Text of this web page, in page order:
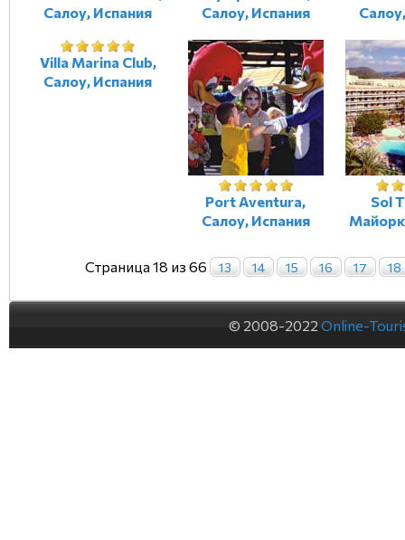
Салоу, Испания
Салоу, Испания
Villa Marina Club,
Салоу, Испания
Port Aventura,
Салоу, Испания
Sol
Страница 18 из 66 13 14 15 16 17 18
© 2008-2022 Online-